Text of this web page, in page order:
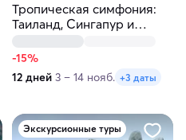
Тропическая симфония:
Таиланд, Сингапур и
-15%
12 дней 3 – 14 нояб. +3 даты
Экскурсионные туры